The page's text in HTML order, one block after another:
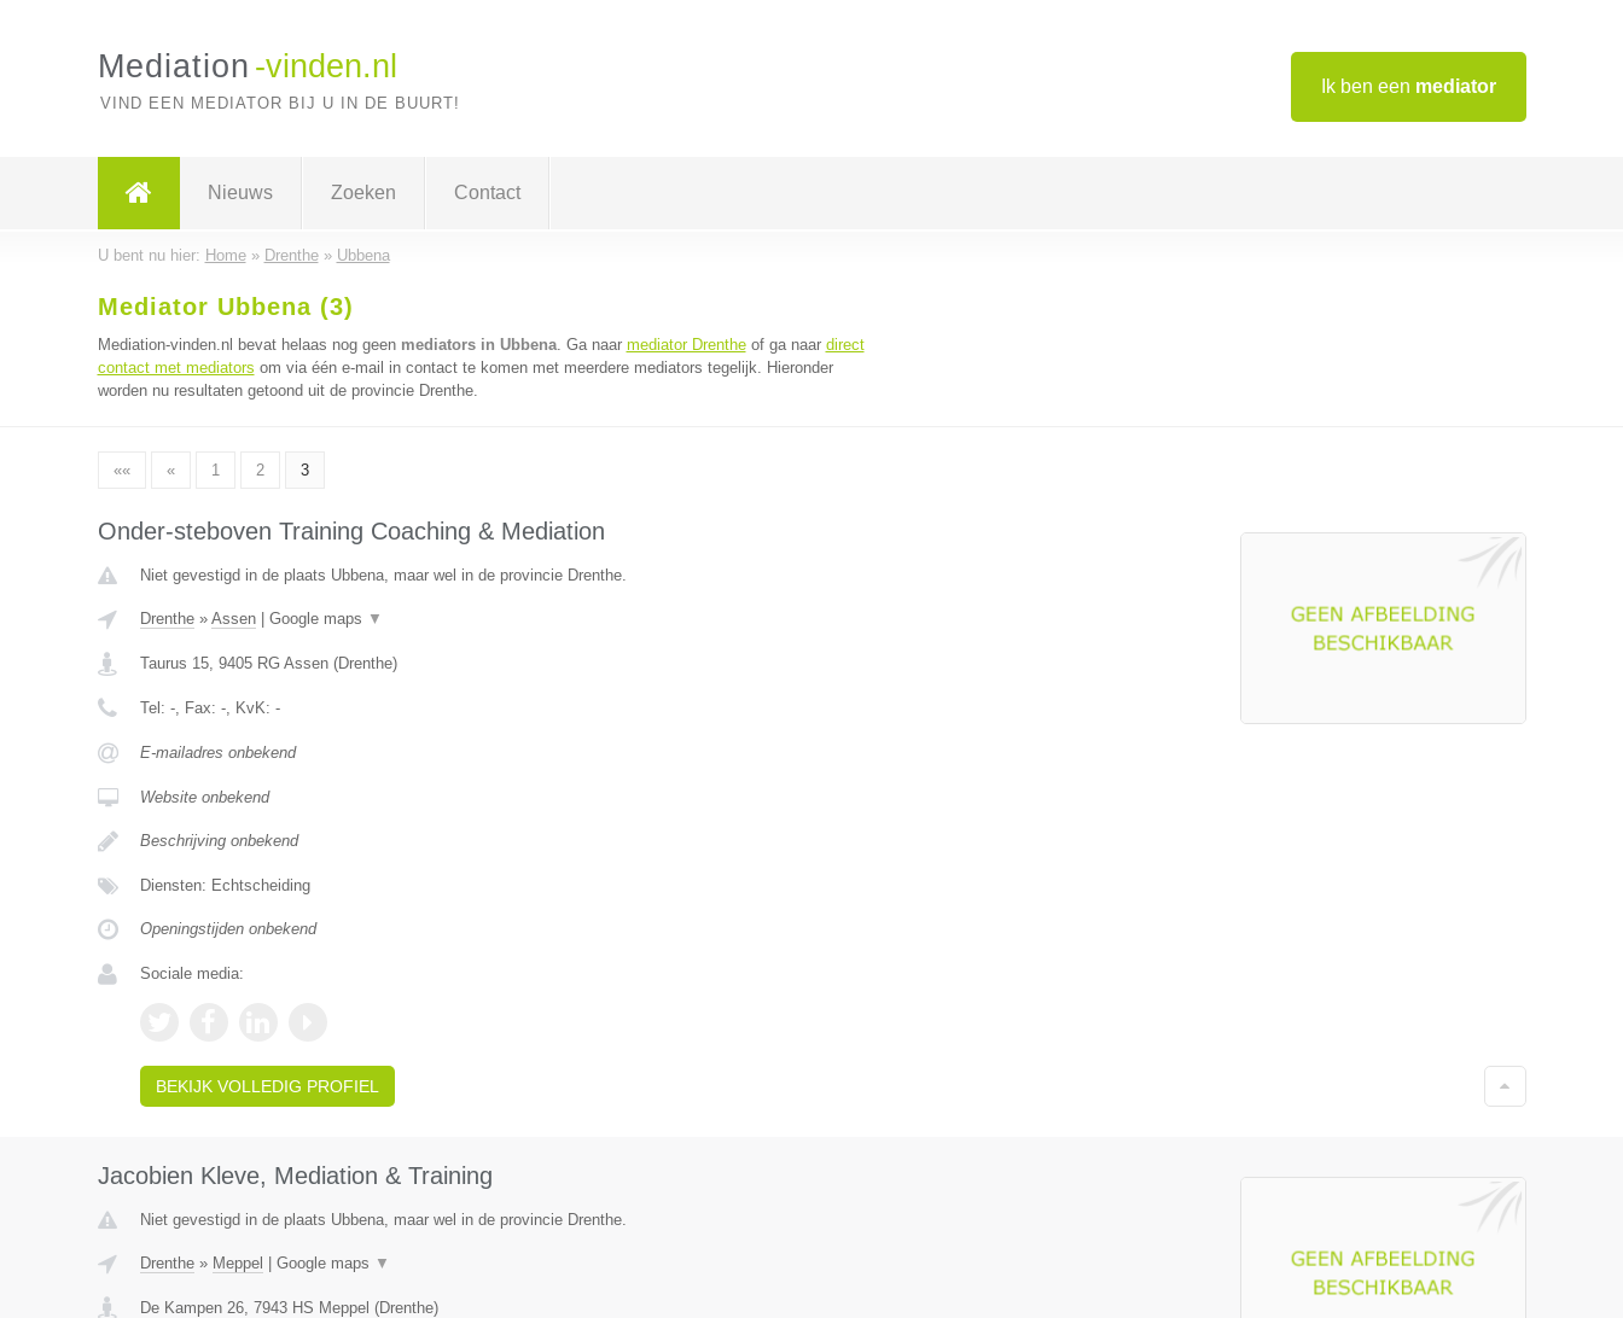
Ik ben een mediator
Mediation -vinden.nl
VIND EEN MEDIATOR BIJ U IN DE BUURT!
Nieuws Zoeken Contact
U bent nu hier: Home» Drenthe» Ubbena
Mediator Ubbena (3)
Mediation-vinden.nl bevat helaas nog geen mediators in Ubbena. Ga naar mediator Drentheof ga naar direct
contact met mediators om via één e-mail in contact te komen met meerdere mediators tegelijk. Hieronder
worden nu resultaten getoond uit de provincie Drenthe.
«« « 1 2 3
Onder-steboven Training Coaching & Mediation
Niet gevestigd in de plaats Ubbena, maar wel in de provincie Drenthe.
Drenthe» Assen| Google maps ▼
Taurus 15, 9405 RG Assen(Drenthe)
Tel: -, Fax: -, KvK: -
E-mailadres onbekend
Website onbekend
Beschrijving onbekend
Diensten: Echtscheiding
Openingstijden onbekend
Sociale media:
BEKIJK VOLLEDIG PROFIEL
Jacobien Kleve, Mediation & Training
Niet gevestigd in de plaats Ubbena, maar wel in de provincie Drenthe.
Drenthe» Meppel Google maps ▼
De Kampen 26, 7943 HS Meppel (Drenthe)